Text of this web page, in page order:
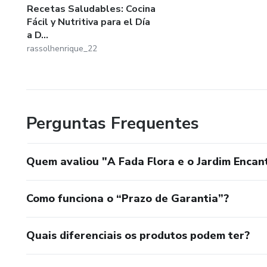
Recetas Saludables: Cocina
Fácil y Nutritiva para el Día
a D...
rassolhenrique_22
Perguntas Frequentes
Quem avaliou "A Fada Flora e o Jardim
Como funciona o “Prazo de Garantia”?
Quais diferenciais os produtos podem ter?